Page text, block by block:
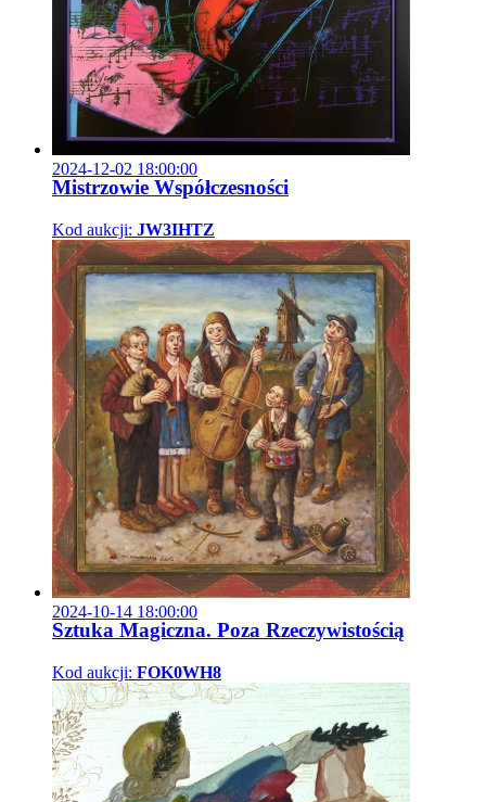
2024-12-02 18:00:00
Mistrzowie Współczesności
Kod aukcji: JW3IHTZ
2024-10-14 18:00:00
Sztuka Magiczna. Poza Rzeczywistością
Kod aukcji: FOK0WH8